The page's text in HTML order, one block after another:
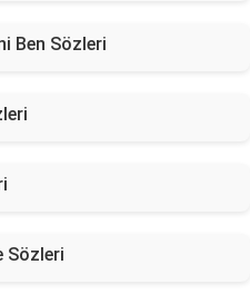
Ben Sözleri
Sözleri